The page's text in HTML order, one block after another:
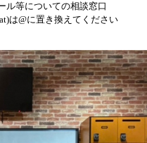
ル等についての相談窓口
は@に置き換えてください